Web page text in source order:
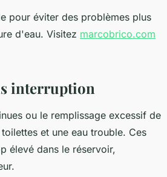
pour éviter des problèmes plus
d'eau. Visitez marcobrico.com
interruption
ou le remplissage excessif de
et une eau trouble. Ces
élevé dans le réservoir,